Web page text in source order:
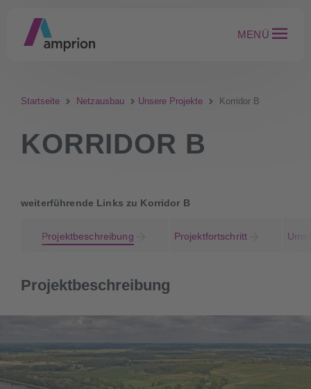
MENÜ
Startseite Netzausbau Unsere Projekte Korridor B
KORRIDOR B
weiterführende Links zu Korridor B
Projektbeschreibung Projektfortschritt
Projektbeschreibung